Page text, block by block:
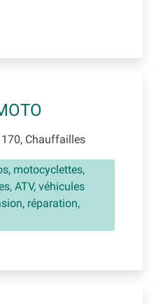
Chauffailles
motocyclettes,
ATV, véhicules
réparation,